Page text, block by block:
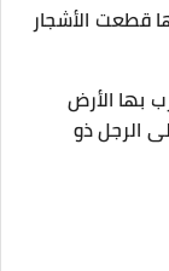
قطعت الأشجار
بها الأرض
الرجل ذو